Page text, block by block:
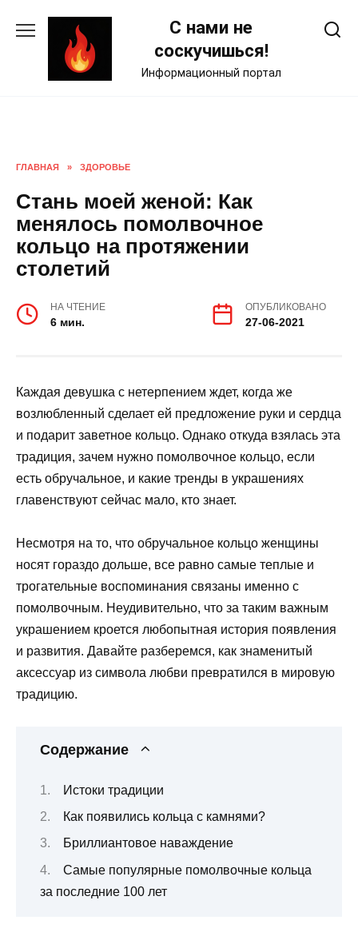
С нами не
соскучишься!
Информационный портал
ГЛАВНАЯ » ЗДОРОВЬЕ
Стань моей женой: Как
менялось помолвочное
кольцо на протяжении
столетий
НА ЧТЕНИЕ
6 мин.
ОПУБЛИКОВАНО
27-06-2021
Каждая девушка с нетерпением ждет, когда же
возлюбленный сделает ей предложение руки и сердца
и подарит заветное кольцо. Однако откуда взялась эта
традиция, зачем нужно помолвочное кольцо, если
есть обручальное, и какие тренды в украшениях
главенствуют сейчас мало, кто знает.
Несмотря на то, что обручальное кольцо женщины
носят гораздо дольше, все равно самые теплые и
трогательные воспоминания связаны именно с
помолвочным. Неудивительно, что за таким важным
украшением кроется любопытная история появления
и развития. Давайте разберемся, как знаменитый
аксессуар из символа любви превратился в мировую
традицию.
Содержание
Истоки традиции
Как появились кольца с камнями?
Бриллиантовое наваждение
Самые популярные помолвочные кольца
за последние 100 лет